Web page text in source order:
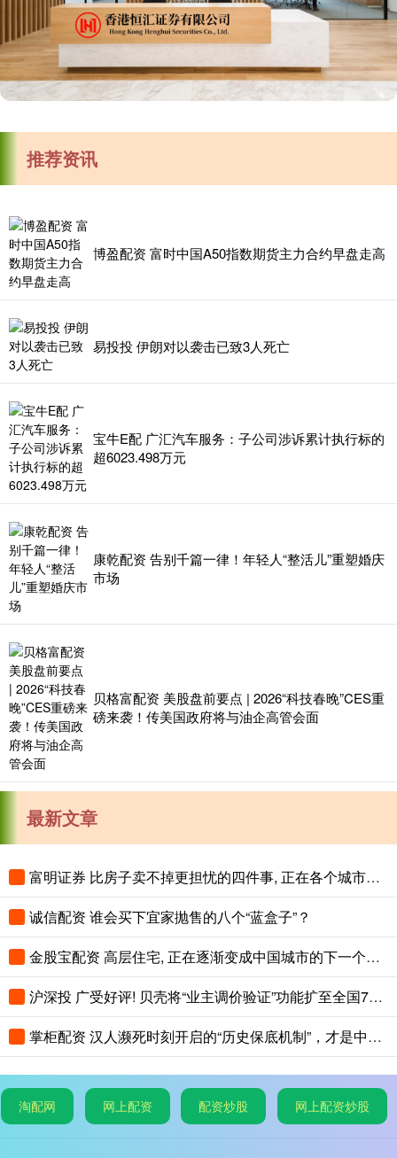
推荐资讯
博盈配资 富时中国A50指数期货主力合约早盘走高
易投投 伊朗对以袭击已致3人死亡
宝牛E配 广汇汽车服务：子公司涉诉累计执行标的
超6023.498万元
康乾配资 告别千篇一律！年轻人“整活儿”重塑婚庆
市场
贝格富配资 美股盘前要点 | 2026“科技春晚”CES重
磅来袭！传美国政府将与油企高管会面
最新文章
富明证券 比房子卖不掉更担忧的四件事, 正在各个城市蔓延, 老百姓要警惕
诚信配资 谁会买下宜家抛售的八个“蓝盒子”？
金股宝配资 高层住宅, 正在逐渐变成中国城市的下一个大麻烦
沪深投 广受好评! 贝壳将“业主调价验证”功能扩至全国75城
掌柜配资 汉人濒死时刻开启的“历史保底机制”，才是中华文明最恐怖的地方
淘配网 网上配资 配资炒股 网上配资炒股